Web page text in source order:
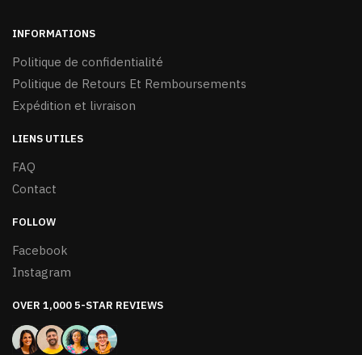
produit
INFORMATIONS
Politique de confidentialité
Politique de Retours Et Remboursements
Expédition et livraison
LIENS UTILES
FAQ
Contact
FOLLOW
Facebook
Instagram
OVER 1,000 5-STAR REVIEWS